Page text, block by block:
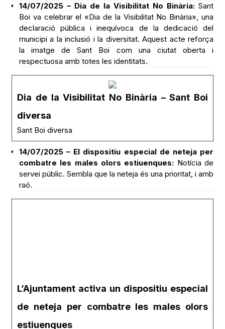
14/07/2025 – Dia de la Visibilitat No Binària: Sant
Boi va celebrar el «Dia de la Visibilitat No Binària», una
declaració pública i inequívoca de la dedicació del
municipi a la inclusió i la diversitat. Aquest acte reforça
la imatge de Sant Boi com una ciutat oberta i
respectuosa amb totes les identitats.
Dia de la Visibilitat No Binària – Sant Boi
diversa
Sant Boi diversa
14/07/2025 – El dispositiu especial de neteja per
combatre les males olors estiuenques: Notícia de
servei públic. Sembla que la neteja és una prioritat, i amb
raó.
El dispositiu compta amb 24 vehicles especialitzats
equipats amb dipòsit d’aigua per fer una neteja